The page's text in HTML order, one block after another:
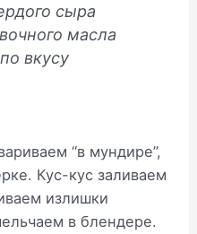
сыра
масла
вкусу
“в мундире”,
Кус-кус заливаем
излишки
в блендере.